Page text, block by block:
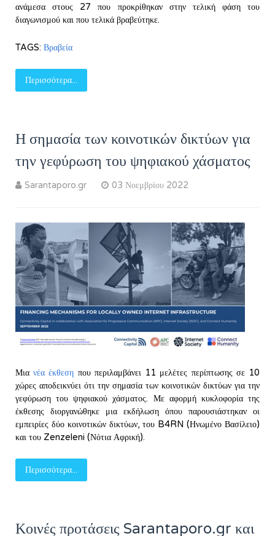
ανάμεσα στους 27 που προκρίθηκαν στην τελική φάση του
διαγωνισμού και που τελικά βραβεύτηκε.
TAGS: Βραβεία
Περισσότερα...
Η σημασία των κοινοτικών δικτύων για
την γεφύρωση του ψηφιακού χάσματος
Sarantaporo.gr 03 Νοεμβρίου 2022
Μιανέα έκθεση που περιλαμβάνει 11 μελέτες περίπτωσης σε 10
χώρες αποδεικνύει ότι την σημασία των κοινοτικών δικτύων για την
γεφύρωση του ψηφιακού χάσματος. Με αφορμή κυκλοφορία της
έκθεσης διοργανώθηκε μια εκδήλωση όπου παρουσιάστηκαν οι
εμπειρίες δύο κοινοτικών δικτύων, του B4RN (Ηνωμένο Βασίλειο)
και του Zenzeleni (Νότια Αφρική).
Περισσότερα...
Κοινές προτάσεις Sarantaporo.gr και